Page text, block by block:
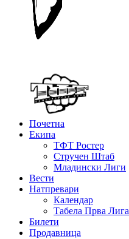
Почетна
Екипа
ТФТ Ростер
Стручен Штаб
Младински Лиги
Вести
Натпревари
Календар
Табела Прва Лига
Билети
Продавница